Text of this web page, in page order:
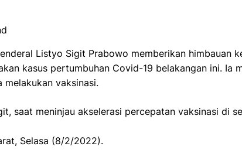
Listyo Sigit Prabowo memberikan himbauan
kasus pertumbuhan Covid-19 belakangan ini. Ia
vaksinasi.
saat meninjau akselerasi percepatan vaksinasi di
Selasa (8/2/2022).